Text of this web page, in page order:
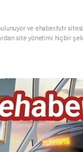
ve ehaber.tv.tr
site yönetimi hiçbir